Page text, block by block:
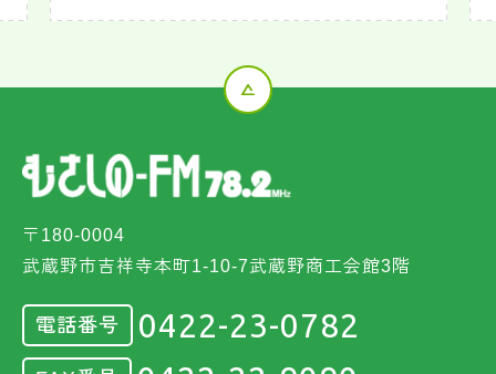
〒180-0004
武蔵野市吉祥寺本町1-10-7武蔵野商工会館3階
電話番号 0422-23-0782